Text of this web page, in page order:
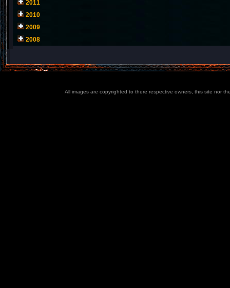
2011
2010
2009
2008
All images are copyrighted to there respective owners, this site nor